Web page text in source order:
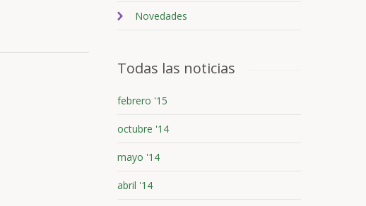
Novedades
Todas las noticias
febrero '15
octubre '14
mayo '14
abril '14